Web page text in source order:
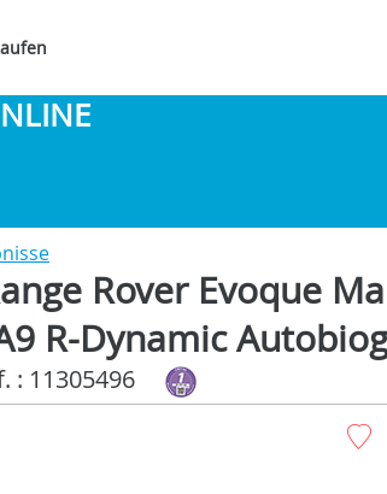
Rover Evoque
R-Dynamic
: 11305496